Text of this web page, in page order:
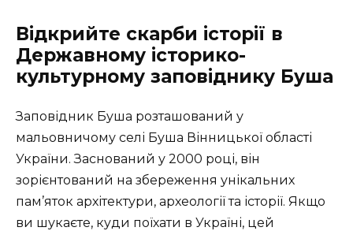
Відкрийте скарби історії в
Державному історико-
культурному заповіднику Буша
Заповідник Буша розташований у
мальовничому селі Буша Вінницької області
України. Заснований у 2000 році, він
зорієнтований на збереження унікальних
пам’яток архітектури, археології та історії. Якщо
ви шукаєте, куди поїхати в Україні, цей